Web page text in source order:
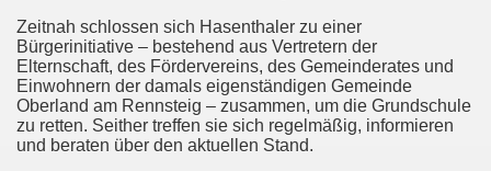
Zeitnah schlossen sich Hasenthaler zu einer
Bürgerinitiative – bestehend aus Vertretern der
Elternschaft, des Fördervereins, des Gemeinderates und
Einwohnern der damals eigenständigen Gemeinde
Oberland am Rennsteig – zusammen, um die Grundschule
zu retten. Seither treffen sie sich regelmäßig, informieren
und beraten über den aktuellen Stand.